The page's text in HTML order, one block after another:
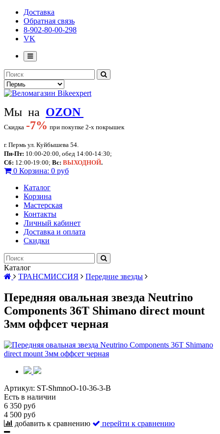
Доставка
Обратная связь
8-902-80-00-298
VK
Мы на OZON
Скидка -7% при покупке 2-х покрышек
г. Пермь ул. Куйбышева 54.
Пн-Пт: 10:00-20:00, обед 14:00-14:30;
Сб: 12:00-19:00; Вс: ВЫХОДНОЙ.
0 Корзина: 0 руб
Каталог
Корзина
Мастерская
Контакты
Личный кабинет
Доставка и оплата
Скидки
Каталог
ТРАНСМИССИЯ
Передние звезды
Передняя овальная звезда Neutrino
Components 36T Shimano direct mount
3мм оффсет черная
Артикул: ST-ShmnoO-10-36-3-B
Есть в наличии
6 350 руб
4 500 руб
добавить к сравнению
перейти к сравнению